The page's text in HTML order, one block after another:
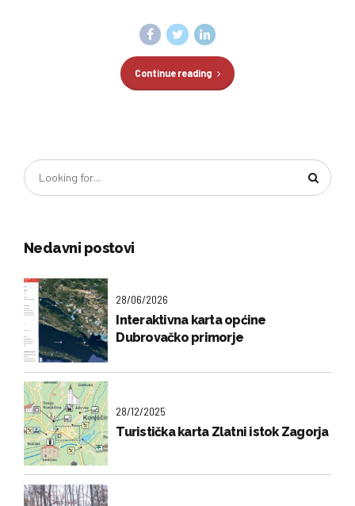
Continue reading
Nedavni postovi
28/06/2026
Interaktivna karta općine
Dubrovačko primorje
28/12/2025
Turistička karta Zlatni istok Zagorja